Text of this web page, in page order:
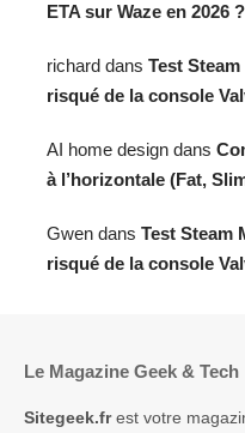
ETA sur Waze en 2026 ?
richard dans Test
risqué de la console
AI home design dans
à l’horizontale (Fat,
Gwen dans Test Steam
risqué de la console
Le Magazine Geek & Tech
Sitegeek.frest votre